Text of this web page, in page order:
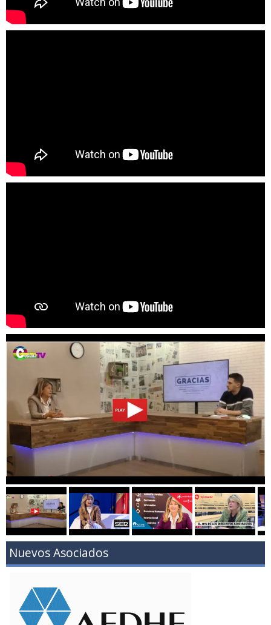
Nuevos Asociados